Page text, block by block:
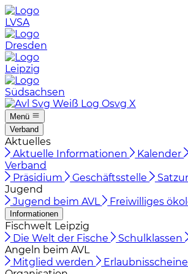
LVSA
Dresden
Leipzig
Südsachsen
Menü
Verband
Aktuelles
Aktuelle Informationen
Kalender
Verband
Präsidium
Geschäftsstelle
Jugend
Jugend beim AVL
Freiwilliges
Informationen
Fischwelt Leipzig
Die Welt der Fische
Schulklassen
Angeln beim AVL
Mitglied werden